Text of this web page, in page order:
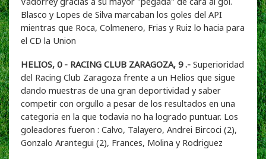
Blasco y Lopes de Silva marcaban los goles del API
mientras que Roca, Colmenero, Frias y Ruiz lo hacia para
el CD la Union
HELIOS, 0 - RACING CLUB ZARAGOZA, 9 .- Superioridad
del Racing Club Zaragoza frente a un Helios que sigue
dando muestras de una gran deportividad y saber
competir con orgullo a pesar de los resultados en una
categoria en la que todavia no ha logrado puntuar. Los
goleadores fueron : Calvo, Talayero, Andrei Bircoci (2),
Gonzalo Arantegui (2), Frances, Molina y Rodriguez